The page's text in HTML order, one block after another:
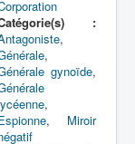
)
:
,
,
gynoïde,
,
, Miroir